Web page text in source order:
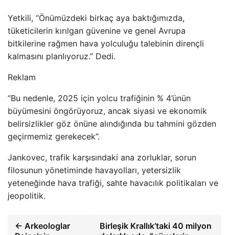
Yetkili, “Önümüzdeki birkaç aya baktığımızda,
tüketicilerin kırılgan güvenine ve genel Avrupa
bitkilerine rağmen hava yolculuğu talebinin dirençli
kalmasını planlıyoruz.” Dedi.
Reklam
“Bu nedenle, 2025 için yolcu trafiğinin % 4’ünün
büyümesini öngörüyoruz, ancak siyasi ve ekonomik
belirsizlikler göz önüne alındığında bu tahmini gözden
geçirmemiz gerekecek”.
Jankovec, trafik karşısındaki ana zorluklar, sorun
filosunun yönetiminde havayolları, yetersizlik
yeteneğinde hava trafiği, sahte havacılık politikaları ve
jeopolitik.
← Arkeologlar
Birleşik Krallık’taki 40 milyon